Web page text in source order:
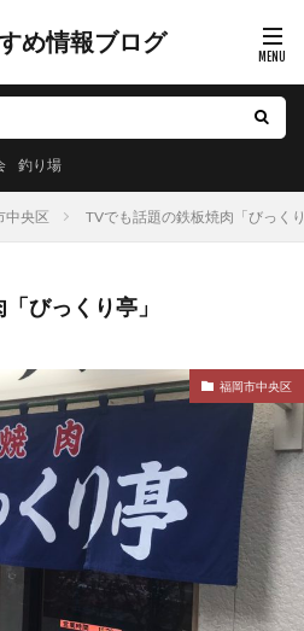
め情報ブログ
釣り場
中央区 TVでも話題の鉄板焼肉「びっく
びっくり亭」
福岡市中央区